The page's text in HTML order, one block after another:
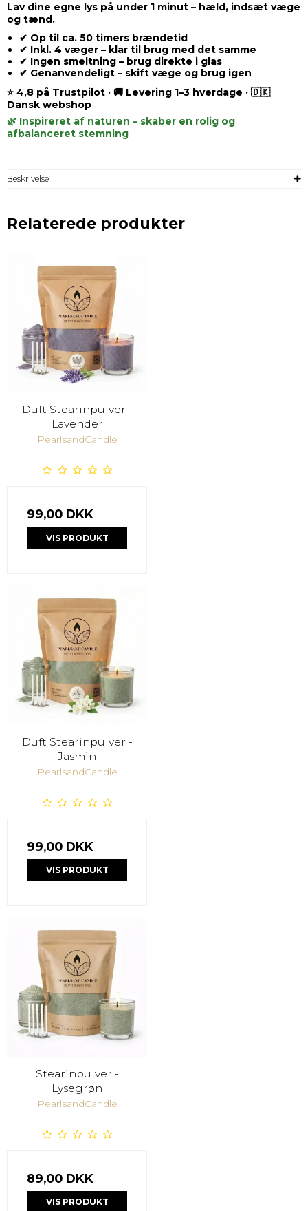
Lav dine egne lys på under 1 minut – hæld, indsæt væge
og tænd.
✔ Op til ca. 50 timers brændetid
✔ Inkl. 4 væger – klar til brug med det samme
✔ Ingen smeltning – brug direkte i glas
✔ Genanvendeligt – skift væge og brug igen
⭐ 4,8 på Trustpilot · 🚚 Levering 1–3 hverdage · 🇩🇰
Dansk webshop
🌿 Inspireret af naturen – skaber en rolig og
afbalanceret stemning
Beskrivelse
Relaterede produkter
Duft Stearinpulver -
Lavender
PearlsandCandle
99,00 DKK
VIS PRODUKT
Duft Stearinpulver -
Jasmin
PearlsandCandle
99,00 DKK
VIS PRODUKT
Stearinpulver -
Lysegrøn
PearlsandCandle
89,00 DKK
VIS PRODUKT